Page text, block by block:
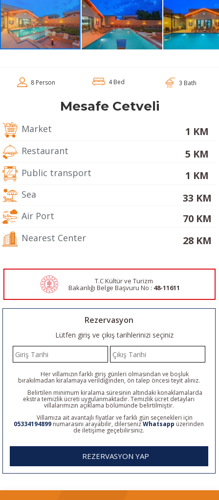
8 Person 4 Bed 3 Bath
Mesafe Cetveli
Market 1 KM
Restaurant 5 KM
Public transport 1 KM
Sea 33 KM
Air Port 70 KM
Nearest Center 28 KM
T.C Kültür ve Turizm
Bakanlığı Belge Başvuru No : 48-11611
Rezervasyon
Lütfen giriş ve çıkış tarihlerinizi seçiniz
Her villamızın farklı giriş günleri olmasından ve boşluk
bırakılmadan kiralamaya verildiğinden, ön talep öncesi teyit alınız.
Belirtilen minimum kiralama süresinin altındaki konaklamalarda
ekstra temizlik ücreti uygulanmaktadır. Temizlik ücret detayları
villalarımızın açıklama bölümünde belirtilmiştir.
Villamıza ait avantajlı fiyatlar ve farklı gün seçenekleri için
05334194899 numarasını arayabilir, dilersenizWhatsapp üzerinden
de iletişime geçebilirsiniz.
REZERVASYON YAP